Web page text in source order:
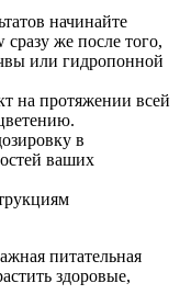
начинайте
сразу же после того,
или гидропонной
на протяжении всей
в
ваших
питательная
здоровые,